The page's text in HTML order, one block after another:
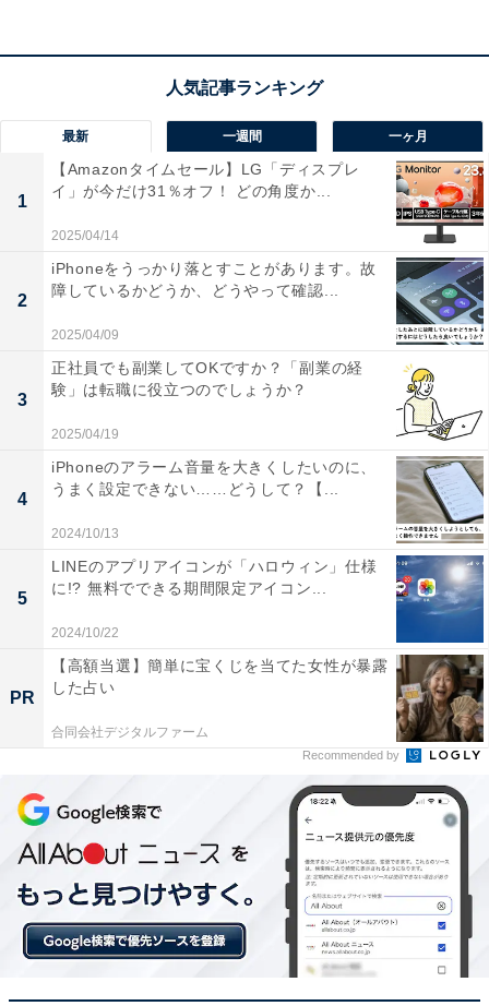
合うものでないと継続できないし、やりがいを持ち続け
い。それらが今の仕事の延長線上にあるとは、とても思
えない……。
アラフォーになって、私も「40歳の壁」を意識するよう
になり、第二の職業人生までを視野に入れ、自分の人生
の「あり方」を考えることが増えていきました。
「40歳の壁」にぶつかるもう1つの理由
ケインズという有名な経済学者がいます。彼は、論文で
将来、技術の発展によって、人のほしい物はすべてつく
られ、人の仕事がなくなる時代が来る。しかし、社会シ
ステムによって、人間は長年仕事をするようにしつけら
れてきている。そのため、凡人ほど「暇な時間をどう使
最新 一週間 一ヶ月
1
【Amazonタイムセール】LG「ディスプレ
イ」が今だけ31％オフ！ どの角度か...
2025/04/14
2
iPhoneをうっかり落とすことがあります。故
障しているかどうか、どうやって確認...
2025/04/09
3
正社員でも副業してOKですか？「副業の経
験」は転職に役立つのでしょうか？
2025/04/19
4
iPhoneのアラーム音量を大きくしたいのに、
うまく設定できない……どうして？【...
2024/10/13
5
LINEのアプリアイコンが「ハロウィン」仕様
に!? 無料でできる期間限定アイコン...
2024/10/22
PR
【高額当選】簡単に宝くじを当てた女性が暴露
した占い
合同会社デジタルファーム
Recommended by